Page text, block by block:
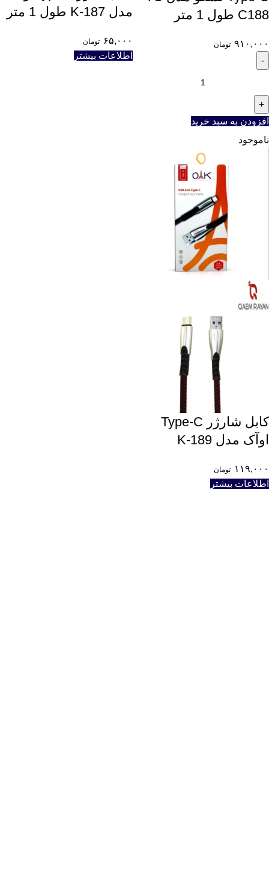
C188 طول 1 متر
۹۱۰,۰۰۰ تومان
افزودن به سبد خرید
مدل K-187 طول 1 متر
۶۵,۰۰۰ تومان
اطلاعات بیشتر
ناموجود
کابل شارژر Type-C
اوآک مدل K-189
۱۱۹,۰۰۰ تومان
اطلاعات بیشتر